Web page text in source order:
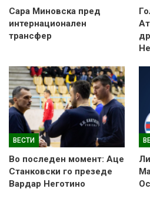
Сара Миновска пред
интернационален
трансфер
ВЕСТИ
Во последен момент: Аце
Станковски го презеде
Вардар Неготино